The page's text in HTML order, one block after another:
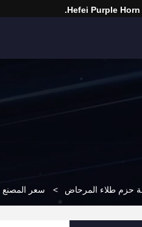
Hefei Purple Horn
حزم طلاء المرحاض > سعر المصنع